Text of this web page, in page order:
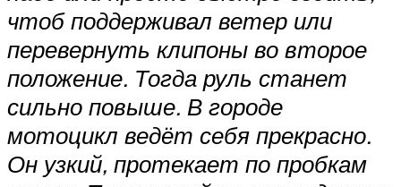
чтоб поддерживал ветер или
перевернуть клипоны во второе
положение. Тогда руль станет
сильно повыше. В городе
мотоцикл ведёт себя прекрасно.
Он узкий, протекает по пробкам